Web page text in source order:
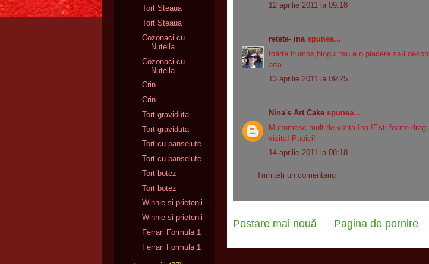
12 aprilie 2011 la 09:18
retete- inaspunea...
foarte frumos,blogul tau e o placere sa-l
arta
13 aprilie 2011 la 09:25
Nina's Art Cake spunea...
Multumesc mult de vizita,Ina !Esti foarte
vizita! Pupici!
14 aprilie 2011 la 08:18
Trimiteți un comentariu
Postare mai nouă Pagina de pornire
Tort Steaua
Tort Steaua
Cozonaci cu
Nutella
Cozonaci cu
Nutella
Crin
Crin
Tort graviduta
Tort graviduta
Tort cu panselute
Tort cu panselute
Tort botez
Tort botez
Winnie si prietenii
Winnie si prietenii
Ferrari Formula 1
Ferrari Formula 1